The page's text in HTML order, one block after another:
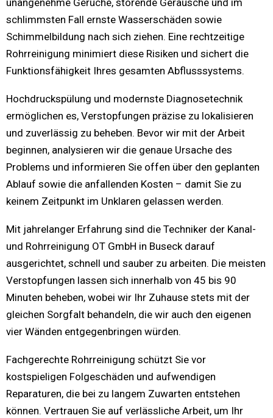
unangenehme Gerüche, störende Geräusche und im
schlimmsten Fall ernste Wasserschäden sowie
Schimmelbildung nach sich ziehen. Eine rechtzeitige
Rohrreinigung minimiert diese Risiken und sichert die
Funktionsfähigkeit Ihres gesamten Abflusssystems.
Hochdruckspülung und modernste Diagnosetechnik
ermöglichen es, Verstopfungen präzise zu lokalisieren
und zuverlässig zu beheben. Bevor wir mit der Arbeit
beginnen, analysieren wir die genaue Ursache des
Problems und informieren Sie offen über den geplanten
Ablauf sowie die anfallenden Kosten – damit Sie zu
keinem Zeitpunkt im Unklaren gelassen werden.
Mit jahrelanger Erfahrung sind die Techniker der Kanal-
und Rohrreinigung OT GmbH in Buseck darauf
ausgerichtet, schnell und sauber zu arbeiten. Die meisten
Verstopfungen lassen sich innerhalb von 45 bis 90
Minuten beheben, wobei wir Ihr Zuhause stets mit der
gleichen Sorgfalt behandeln, die wir auch den eigenen
vier Wänden entgegenbringen würden.
Fachgerechte Rohrreinigung schützt Sie vor
kostspieligen Folgeschäden und aufwendigen
Reparaturen, die bei zu langem Zuwarten entstehen
können. Vertrauen Sie auf verlässliche Arbeit, um Ihr